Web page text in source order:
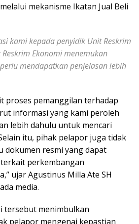
mekanisme Ikatan Jual Beli
kami kepada penyidik Unit Reskrim
Ekonomi menemukan
mendapatkan penjelasan lebih
proses pemanggilan terhadap
informasi yang kami peroleh
lebih dahulu untuk mencari
itu, pihak pelapor juga tidak
dokumen resmi yang dapat
perkembangan
ujar Agustinus Milla Ate SH
media.
tersebut menimbulkan
pelapor mengenai kepastian